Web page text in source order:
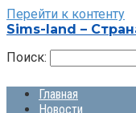
Перейти к контенту
Sims-land –
Поиск:
Главная
Новости